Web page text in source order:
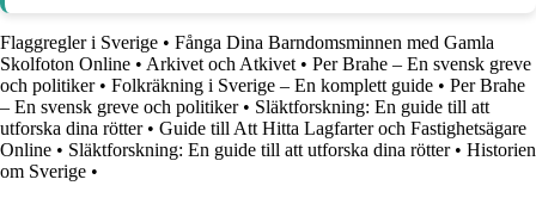
Flaggregler i Sverige • Fånga Dina Barndomsminnen med Gamla
Skolfoton Online • Arkivet och Atkivet • Per Brahe – En svensk greve
och politiker• Folkräkning i Sverige – En komplett guide • Per Brahe
– En svensk greve och politiker• Släktforskning: En guide till att
utforska dina rötter• Guide till Att Hitta Lagfarter och Fastighetsägare
Online • Släktforskning: En guide till att utforska dina rötter• Historien
om Sverige •